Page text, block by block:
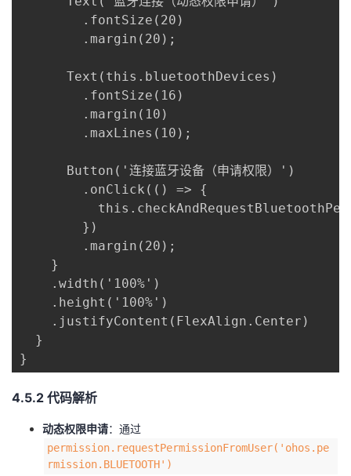
        .fontSize(20)
        .margin(20);
      Text(this.bluetoothDevices)
        .fontSize(16)
        .margin(10)
        .maxLines(10);
      Button('连接蓝牙设备（申请权限）')
        .onClick(() => {
        })
        .margin(20);
    }
    .width('100%')
    .height('100%')
    .justifyContent(FlexAlign.Center)
  }
}
​4.5.2 代码解析​
​动态权限申请​​：通过
permission.requestPermissionFromUser('ohos.pe
rmission.BLUETOOTH')